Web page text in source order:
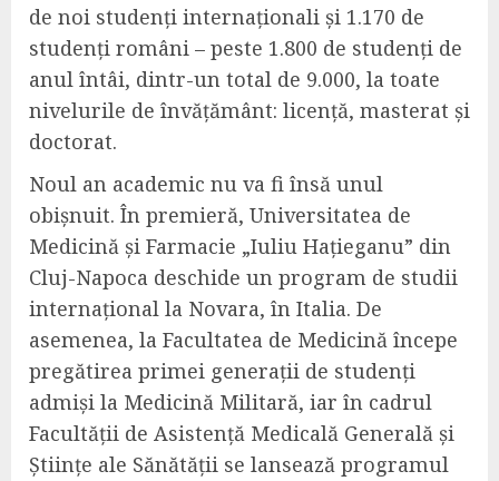
de noi studenți internaționali și 1.170 de
studenți români – peste 1.800 de studenți de
anul întâi, dintr-un total de 9.000, la toate
nivelurile de învățământ: licență, masterat și
doctorat.
Noul an academic nu va fi însă unul
obișnuit. În premieră, Universitatea de
Medicină și Farmacie „Iuliu Hațieganu” din
Cluj-Napoca deschide un program de studii
internațional la Novara, în Italia. De
asemenea, la Facultatea de Medicină începe
pregătirea primei generații de studenți
admiși la Medicină Militară, iar în cadrul
Facultății de Asistență Medicală Generală și
Științe ale Sănătății se lansează programul